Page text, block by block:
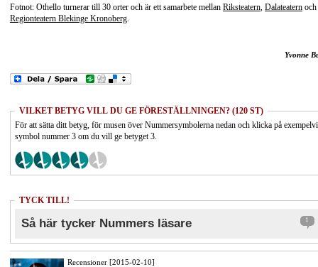
Fotnot: Othello turnerar till 30 orter och är ett samarbete mellan Riksteatern Dalateatern och
Regionteatern Blekinge Kronoberg
Yvonne
VILKET BETYG VILL DU GE FÖRESTÄLLNINGEN? (120 ST)
För att sätta ditt betyg, för musen över Nummersymbolerna nedan och klicka på
symbol nummer 3 om du vill ge betyget 3.
TYCK TILL!
Så här tycker Nummers läsare 1
Recensioner [2015-02-10]